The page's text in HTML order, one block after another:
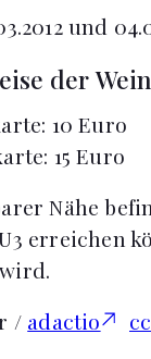
und
der
10 Euro
15 Euro
Nähe
erreichen
/ adactio cc